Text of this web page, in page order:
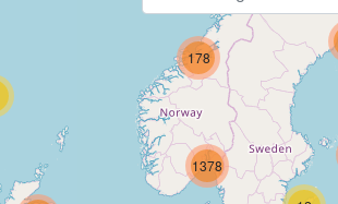
178
1378